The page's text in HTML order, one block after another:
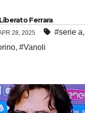
Liberato Ferrara
28, 2025 #serie a,
, #Vanoli